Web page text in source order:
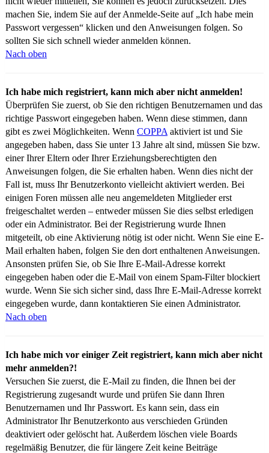
machen Sie, indem Sie auf der Anmelde-Seite auf „Ich habe mein
Passwort vergessen“ klicken und den Anweisungen folgen. So
sollten Sie sich schnell wieder anmelden können.
Nach oben
Ich habe mich registriert, kann mich aber nicht anmelden!
Überprüfen Sie zuerst, ob Sie den richtigen Benutzernamen und das
richtige Passwort eingegeben haben. Wenn diese stimmen, dann
gibt es zwei Möglichkeiten. Wenn COPPA aktiviert ist und Sie
angegeben haben, dass Sie unter 13 Jahre alt sind, müssen Sie bzw.
einer Ihrer Eltern oder Ihrer Erziehungsberechtigten den
Anweisungen folgen, die Sie erhalten haben. Wenn dies nicht der
Fall ist, muss Ihr Benutzerkonto vielleicht aktiviert werden. Bei
einigen Foren müssen alle neu angemeldeten Mitglieder erst
freigeschaltet werden – entweder müssen Sie dies selbst erledigen
oder ein Administrator. Bei der Registrierung wurde Ihnen
mitgeteilt, ob eine Aktivierung nötig ist oder nicht. Wenn Sie eine E-
Mail erhalten haben, folgen Sie den dort enthaltenen Anweisungen.
Ansonsten prüfen Sie, ob Sie Ihre E-Mail-Adresse korrekt
eingegeben haben oder die E-Mail von einem Spam-Filter blockiert
wurde. Wenn Sie sich sicher sind, dass Ihre E-Mail-Adresse korrekt
eingegeben wurde, dann kontaktieren Sie einen Administrator.
Nach oben
Ich habe mich vor einiger Zeit registriert, kann mich aber nicht
mehr anmelden?!
Versuchen Sie zuerst, die E-Mail zu finden, die Ihnen bei der
Registrierung zugesandt wurde und prüfen Sie dann Ihren
Benutzernamen und Ihr Passwort. Es kann sein, dass ein
Administrator Ihr Benutzerkonto aus verschieden Gründen
deaktiviert oder gelöscht hat. Außerdem löschen viele Boards
regelmäßig Benutzer, die für längere Zeit keine Beiträge